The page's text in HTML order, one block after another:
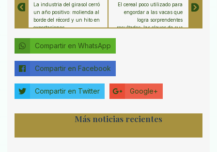
La industria del girasol cerró
un año positivo: molienda al
borde del récord y un hito en
exportaciones
El cereal poco utilizado para
engordar a las vacas que
logra sorprendentes
resultados: las claves de sus
Compartir en WhatsApp
Compartir en Facebook
Compartir en Twitter Google+
Más noticias recientes